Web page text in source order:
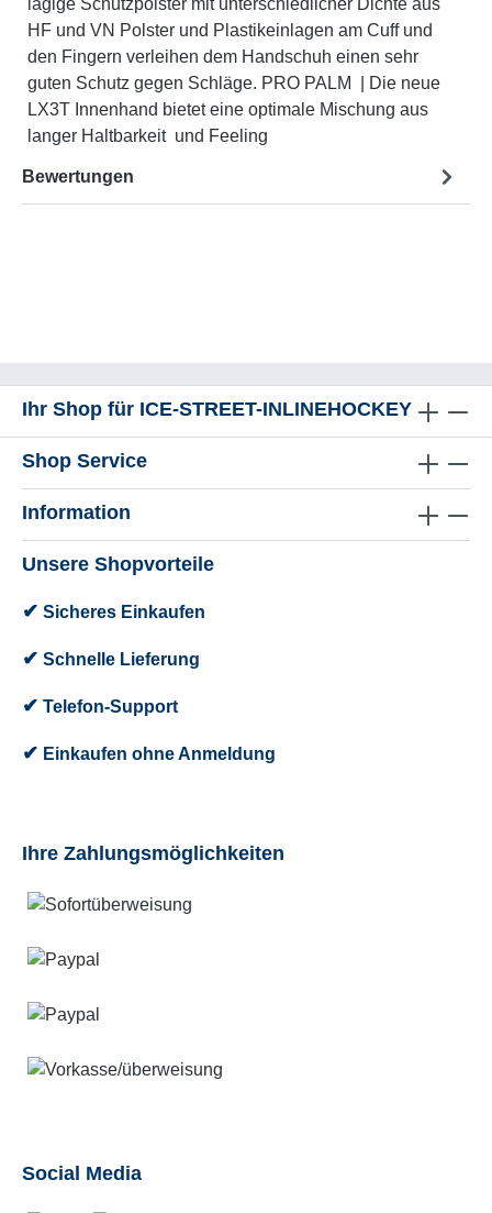
lagige Schutzpolster mit unterschiedlicher Dichte aus
HF und VN Polster und Plastikeinlagen am Cuff und
den Fingern verleihen dem Handschuh einen sehr
guten Schutz gegen Schläge. PRO PALM | Die neue
LX3T Innenhand bietet eine optimale Mischung aus
langer Haltbarkeit und Feeling
Bewertungen
Ihr Shop für ICE-STREET-INLINEHOCKEY
Shop Service
Information
Unsere Shopvorteile
✔ Sicheres Einkaufen
✔ Schnelle Lieferung
✔ Telefon-Support
✔ Einkaufen ohne Anmeldung
Ihre Zahlungsmöglichkeiten
Social Media